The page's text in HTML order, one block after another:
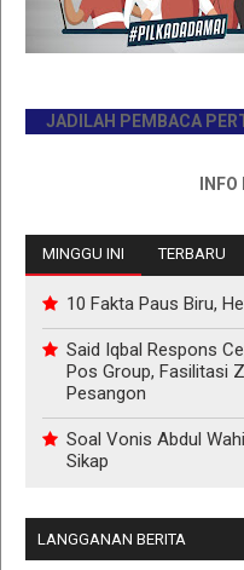
JADILAH PEMBACA
INFO
MINGGU INI TERBARU
10 Fakta Paus Biru,
Said Iqbal Respons
Pos Group, Fasilitasi
Pesangon
Soal Vonis Abdul
Sikap
LANGGANAN BERITA